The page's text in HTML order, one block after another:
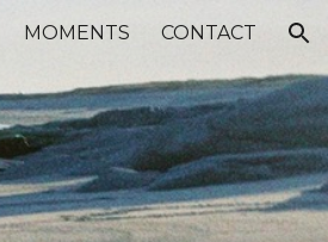
MOMENTS CONTACT